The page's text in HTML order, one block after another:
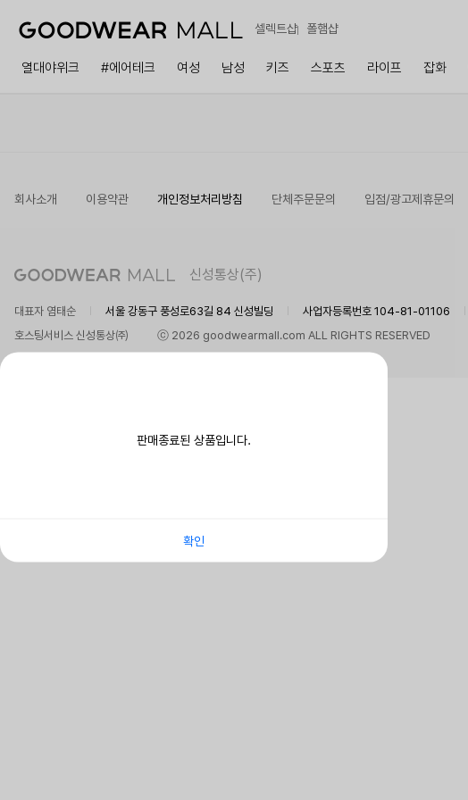
셀렉트샵 폴햄샵
열대야위크 #에어테크 여성 남성 키즈 스포츠 라이프 잡화
판매종료된 상품입니다.
확인
회사소개 이용약관 개인정보처리방침 단체주문문의 입점/광고제휴문의
신성통상(주)
대표자 염태순 서울 강동구 풍성로63길 84 신성빌딩 사업자등록번호 104-81-01106
호스팅서비스 신성통상㈜
ⓒ 2026 goodwearmall.com ALL RIGHTS RESERVED